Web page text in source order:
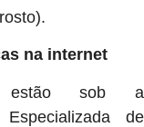
na internet
estão sob a
de